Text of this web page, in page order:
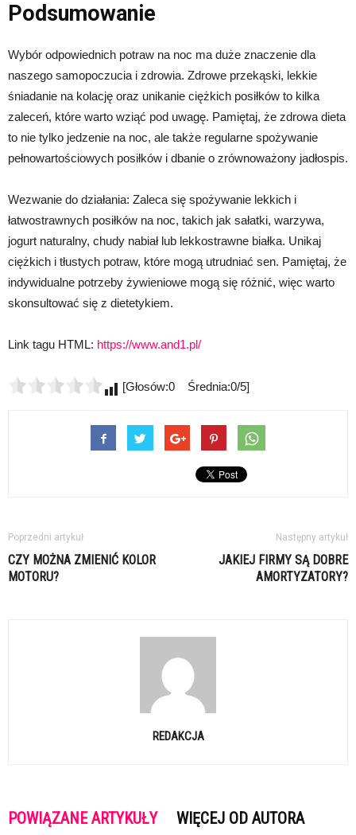
Podsumowanie
Wybór odpowiednich potraw na noc ma duże znaczenie dla
naszego samopoczucia i zdrowia. Zdrowe przekąski, lekkie
śniadanie na kolację oraz unikanie ciężkich posiłków to kilka
zaleceń, które warto wziąć pod uwagę. Pamiętaj, że zdrowa dieta
to nie tylko jedzenie na noc, ale także regularne spożywanie
pełnowartościowych posiłków i dbanie o zrównoważony jadłospis.
Wezwanie do działania: Zaleca się spożywanie lekkich i
łatwostrawnych posiłków na noc, takich jak sałatki, warzywa,
jogurt naturalny, chudy nabiał lub lekkostrawne białka. Unikaj
ciężkich i tłustych potraw, które mogą utrudniać sen. Pamiętaj, że
indywidualne potrzeby żywieniowe mogą się różnić, więc warto
skonsultować się z dietetykiem.
Link tagu HTML: https://www.and1.pl/
[Głosów:0 Średnia:0/5]
Poprzedni artykuł
CZY MOŻNA ZMIENIĆ KOLOR
MOTORU?
Następny artykuł
JAKIEJ FIRMY SĄ DOBRE
AMORTYZATORY?
REDAKCJA
POWIĄZANE ARTYKUŁY WIĘCEJ OD AUTORA